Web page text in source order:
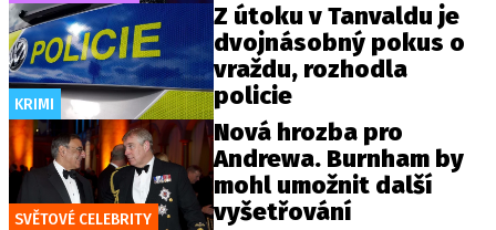
KRIMI
Z útoku v Tanvaldu je
dvojnásobný pokus o
vraždu, rozhodla
policie
SVĚTOVÉ CELEBRITY
Nová hrozba pro
Andrewa. Burnham by
mohl umožnit další
vyšetřování